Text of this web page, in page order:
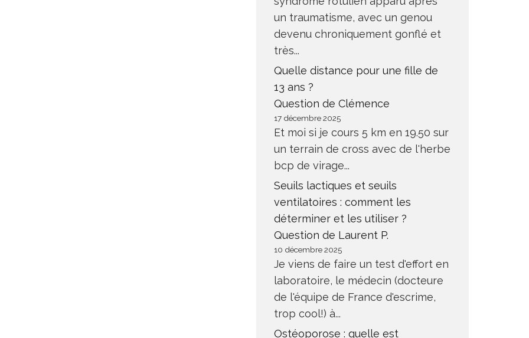
un traumatisme, avec un genou
devenu chroniquement gonflé et
très...
Quelle distance pour une fille de
13 ans ?
Question de Clémence
17 décembre 2025
Et moi si je cours 5 km en 19.50 sur
un terrain de cross avec de l'herbe
bcp de virage...
Seuils lactiques et seuils
ventilatoires : comment les
déterminer et les utiliser ?
Question de Laurent P.
10 décembre 2025
Je viens de faire un test d'effort en
laboratoire, le médecin (docteure
de l'équipe de France d'escrime,
trop cool!) à...
Ostéoporose : quelle est